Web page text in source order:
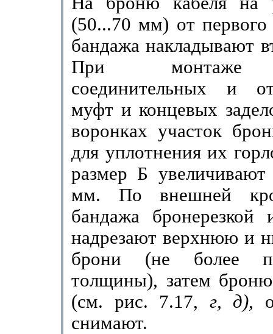
(50...70 мм) от первого
бандажа накладывают
При монтаже
соединительных и
муфт и концевых
воронках участок
для уплотнения их
размер Б
мм. По внешней
бандажа бронерезкой
надрезают верхнюю и
брони (не более
толщины), затем
(см. рис. 7.17, г, д),
снимают.